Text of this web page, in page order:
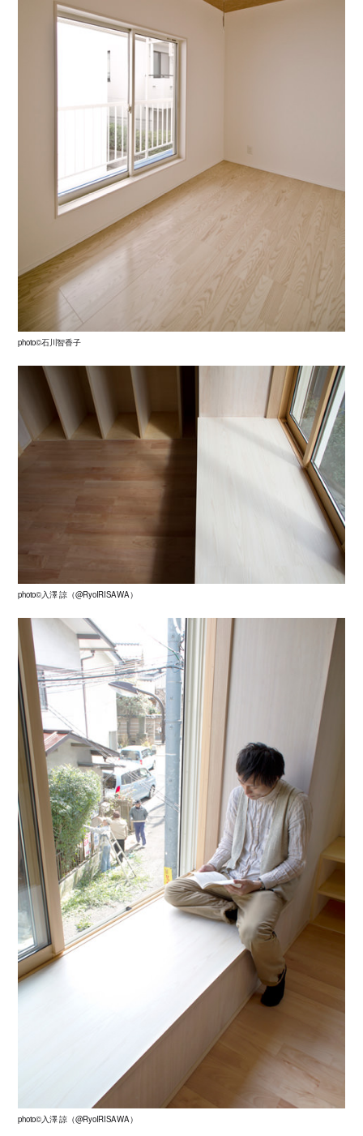
photo©石川智香子
photo©入澤 諒（@RyoIRISAWA）
photo©入澤 諒（@RyoIRISAWA）